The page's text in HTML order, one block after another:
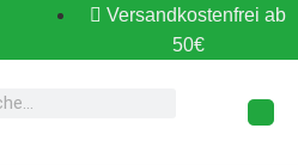
Versandkostenfrei ab
50€